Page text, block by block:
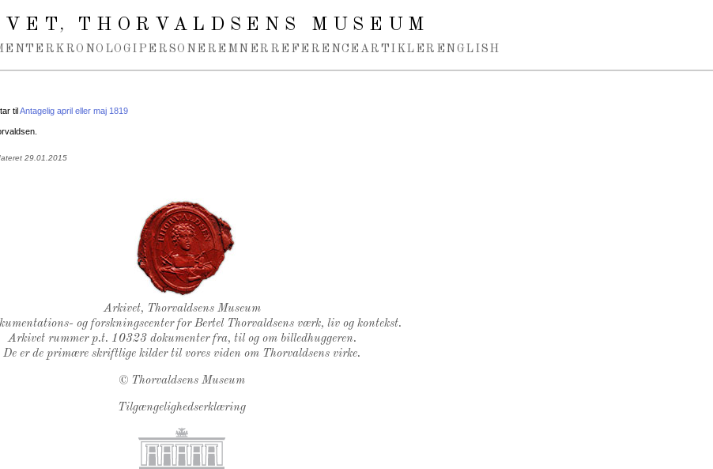
, THORVALDSENS MUSEUM
KRONOLOGI PERSONER EMNER REFERENCEARTIKLER ENGLISH
tilAntagelig april eller maj 1819
29.01.2015
Thorvaldsens Segl
Arkivet, Thorvaldsens Museum
og forskningscenter for Bertel Thorvaldsens værk, liv og kontekst.
Arkivet rummer p.t. 10323 dokumenter fra, til og om billedhuggeren.
De er de primære skriftlige kilder til vores viden om Thorvaldsens virke.
© Thorvaldsens Museum
Tilgængelighedserklæring